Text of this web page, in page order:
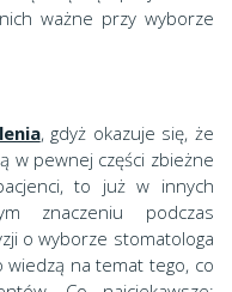
ważne przy wyborze
, gdyż okazuje się, że
w pewnej części zbieżne
to już w innych
znaczeniu podczas
o wyborze stomatologa
wiedzą na temat tego, co